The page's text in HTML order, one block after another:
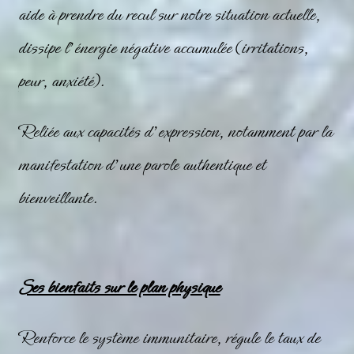
aide à prendre du recul sur notre situation actuelle,
dissipe l’énergie négative accumulée (irritations,
peur, anxiété).
Reliée aux capacités d’expression, notamment par la
manifestation d’une parole authentique et
bienveillante.
Ses bienfaits sur le plan physique
Renforce le système immunitaire, régule le taux de